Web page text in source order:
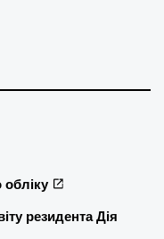
резидента Дія